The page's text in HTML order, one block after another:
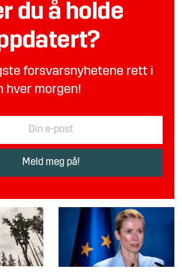
du å holde
forsvarsnyhetene rett i
hver morgen!